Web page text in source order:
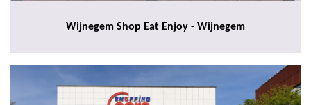
Wijnegem Shop Eat Enjoy - Wijnegem